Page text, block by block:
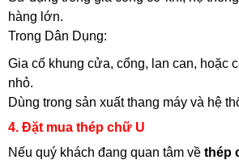
hàng lớn.
Trong Dân Dụng:
Gia cố khung cửa, cổng, lan can, hoặc
nhỏ.
Dùng trong sản xuất thang máy và hệ
4. Đặt mua thép chữ U
Nếu quý khách đang quan tâm về thép